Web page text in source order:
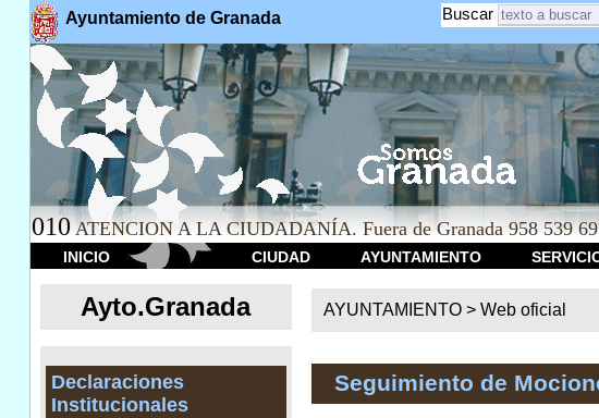
Ayuntamiento de Granada Buscar
010 ATENCION A LA CIUDADANÍA. Fuera de Granada 958 539
INICIO CIUDAD AYUNTAMIENTO
Ayto.Granada
Declaraciones
Institucionales
AYUNTAMIENTO > Web oficial
Seguimiento de